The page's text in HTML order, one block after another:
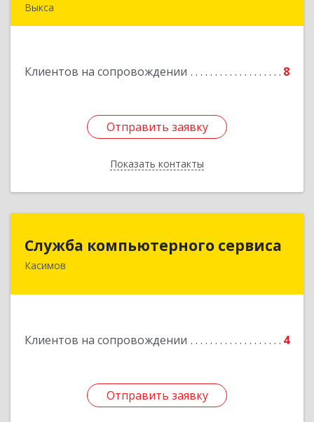
Выкса
Клиентов на сопровождении 8
Отправить заявку
Показать контакты
Подробнее
Отправить заявку
Назад
Служба компьютерного сервиса
Касимов
Клиентов на сопровождении 4
Отправить заявку
Служба компьютерного сервиса
391300, Рязанская обл., г.Касимов, ул.Советская
Отправить заявку